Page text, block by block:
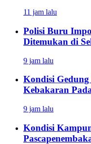
11 jam lalu
Polisi Buru
Ditemukan di
9 jam lalu
Kondisi
Kebakaran
9 jam lalu
Kondisi